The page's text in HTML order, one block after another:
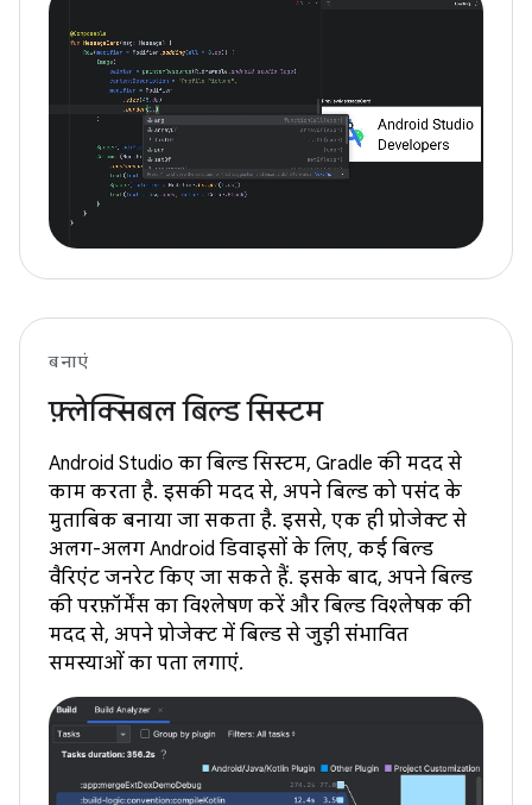
बनाएं
फ़्लेक्सिबल बिल्ड सिस्टम
Android Studio का बिल्ड सिस्टम, Gradle की मदद से
काम करता है. इसकी मदद से, अपने बिल्ड को पसंद के
मुताबिक बनाया जा सकता है. इससे, एक ही प्रोजेक्ट से
अलग-अलग Android डिवाइसों के लिए, कई बिल्ड
वैरिएंट जनरेट किए जा सकते हैं. इसके बाद, अपने बिल्ड
की परफ़ॉर्मेंस का विश्लेषण करें और बिल्ड विश्लेषक की
मदद से, अपने प्रोजेक्ट में बिल्ड से जुड़ी संभावित
समस्याओं का पता लगाएं.